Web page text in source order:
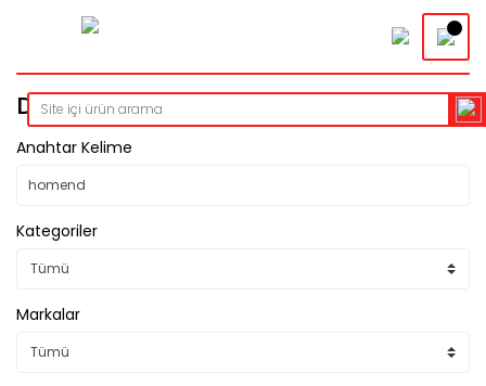
Detaylı Arama
Anahtar Kelime
Kategoriler
Markalar